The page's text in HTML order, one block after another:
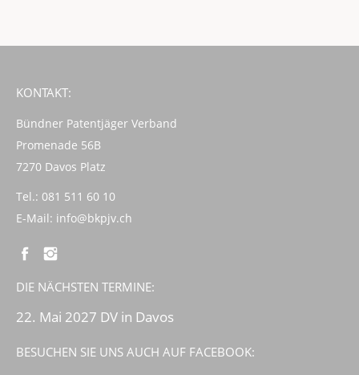
KONTAKT:
Bündner Patentjäger Verband
Promenade 56B
7270 Davos Platz
Tel.: 081 511 60 10
E-Mail: info@bkpjv.ch
DIE NÄCHSTEN TERMINE:
22. Mai 2027 DV in Davos
BESUCHEN SIE UNS AUCH AUF FACEBOOK: